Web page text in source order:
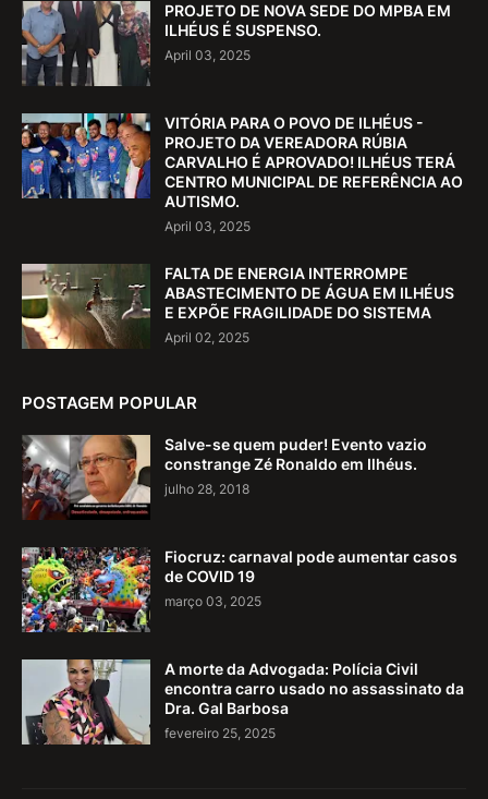
PROJETO DE NOVA SEDE DO MPBA EM
ILHÉUS É SUSPENSO.
April 03, 2025
VITÓRIA PARA O POVO DE ILHÉUS -
PROJETO DA VEREADORA RÚBIA
CARVALHO É APROVADO! ILHÉUS TERÁ
CENTRO MUNICIPAL DE REFERÊNCIA AO
AUTISMO.
April 03, 2025
FALTA DE ENERGIA INTERROMPE
ABASTECIMENTO DE ÁGUA EM ILHÉUS
E EXPÕE FRAGILIDADE DO SISTEMA
April 02, 2025
POSTAGEM POPULAR
Salve-se quem puder! Evento vazio
constrange Zé Ronaldo em Ilhéus.
julho 28, 2018
Fiocruz: carnaval pode aumentar casos
de COVID 19
março 03, 2025
A morte da Advogada: Polícia Civil
encontra carro usado no assassinato da
Dra. Gal Barbosa
fevereiro 25, 2025